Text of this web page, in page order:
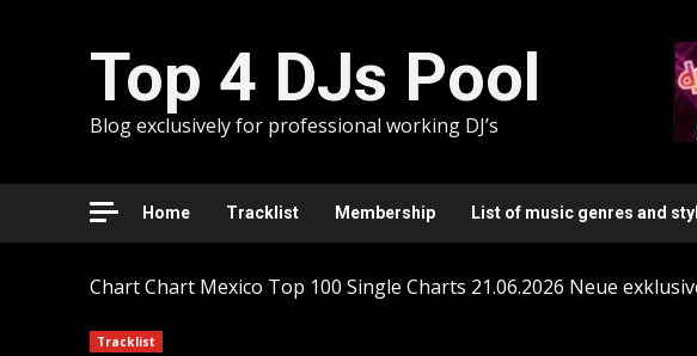
Top 4 DJs Pool
Blog exclusively for professional working DJ’s
Home Tracklist Membership List of music genres and
ChartChart Mexico Top 100 Single Charts 21.06.2026 Neue
Tracklist